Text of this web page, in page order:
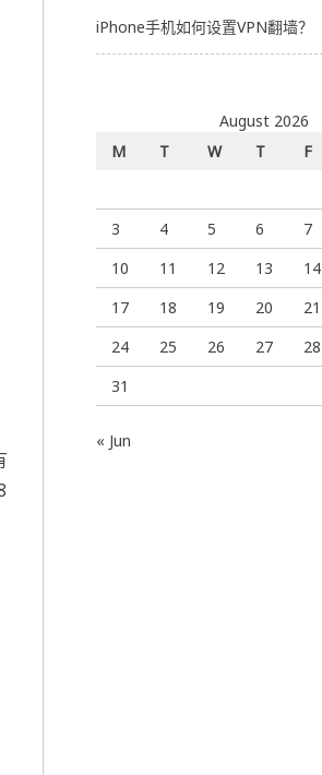
iPhone手机如何设置VPN翻墙？
August 2026
M
T W T F
3
4 5 6 7
10
11 12 13 14
17
18 19 20 21
24
25 26 27 28
31
« Jun